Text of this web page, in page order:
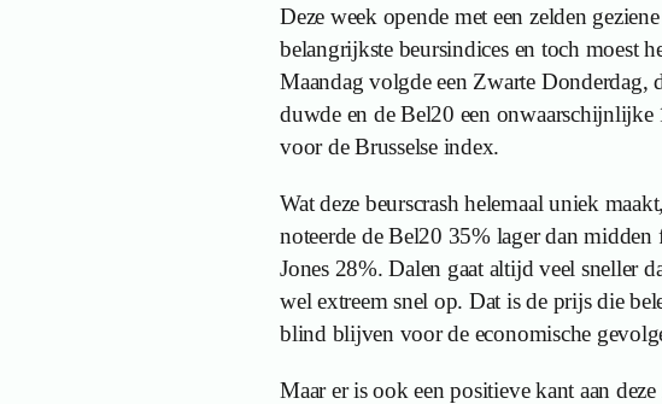
Deze week opende met een zelden
belangrijkste beursindices en toch moest
Maandag volgde een Zwarte Donderdag,
duwde en de Bel20 een
voor de Brusselse index.
Wat deze beurscrash helemaal uniek
noteerde de Bel20 35% lager dan
Jones 28%. Dalen gaat altijd veel sneller
wel extreem snel op. Dat is de prijs die
blind blijven voor de economische
Maar er is ook een positieve kant aan